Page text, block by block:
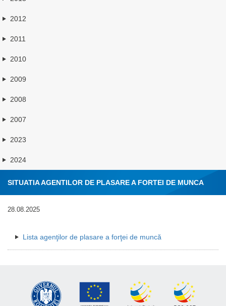
2012
2011
2010
2009
2008
2007
2023
2024
SITUATIA AGENTILOR DE PLASARE A FORTEI DE MUNCA
28.08.2025
Lista agenţilor de plasare a forţei de muncă